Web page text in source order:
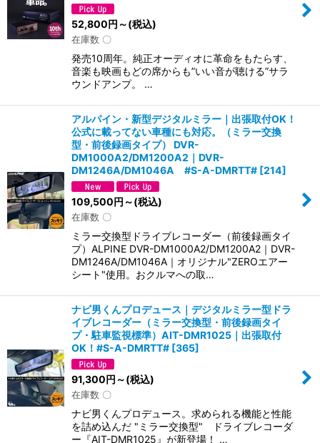
52,800円 ～(税込)
在庫数 〇
発売10周年。純正オーディオに革命をもたらす、
音楽も映画もどの席からも”いい音が聴ける”サラ
ウンドアンプ。 …
アルパイン・新型デジタルミラー｜出張取付OK！
公式に載ってない車種にも対応。（ミラー交換
型・前後録画タイプ） DVR-
DM1000A2/DM1200A2｜DVR-
DM1246A/DM1046A #S-A-DMRTT# [214]
109,500円 ～(税込)
在庫数 〇
ミラー交換型ドライブレコーダー（前後録画タイ
プ）ALPINE DVR-DM1000A2/DM1200A2｜DVR-
DM1246A/DM1046A｜オリジナル"ZEROエアー
シート"使用。おクルマへの取…
ナビ男くんプロデュース｜デジタルミラー型ドラ
イブレコーダー（ミラー交換型・前後録画タイ
プ・駐車監視標準）AIT-DMR1025｜出張取付
OK！#S-A-DMRTT# [365]
91,300円 ～(税込)
在庫数 〇
ナビ男くんプロデュース。求められる機能と性能
を詰め込んだ "ミラー交換型" ドライブレコーダ
ー『AIT-DMR1025』が新登場！ …